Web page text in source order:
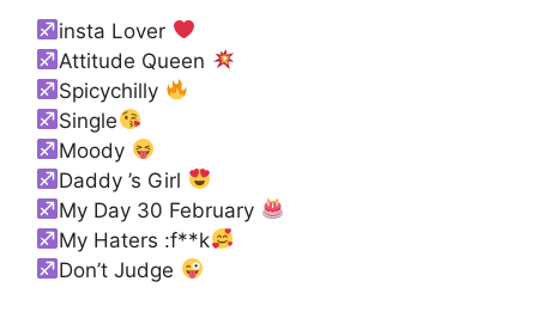
insta Lover
Attitude Queen
Spicychilly
Single
Moody
Daddy ’s Girl
My Day 30 February
My Haters :f**k
Don’t Judge